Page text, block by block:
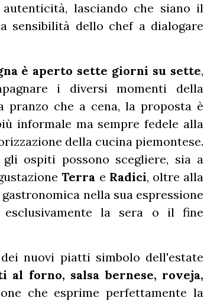
lasciando che siano il
sensibilità dello chef a dialogare
è aperto sette giorni su sette,
i diversi momenti della
pranzo che a cena, la proposta è
informale ma sempre fedele alla
della cucina piemontese.
gli ospiti possono scegliere, sia a
Terra e Radici, oltre alla
nella sua espressione
esclusivamente la sera o il fine
nuovi piatti simbolo dell'estate
al forno, salsa bernese, roveja,
che esprime perfettamente la